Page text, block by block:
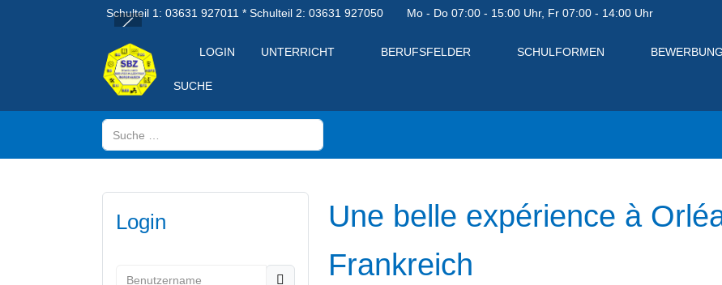
Schulteil 1: 03631 927011 * Schulteil 2: 03631 927050 Mo - Do 07:00 - 15:00 Uhr, Fr 07:00 - 14:00 Uhr
LOGIN UNTERRICHT BERUFSFELDER SCHULFORMEN BEWERBUNG
SUCHE
Suchen
Login
Une belle expérience à
Frankreich